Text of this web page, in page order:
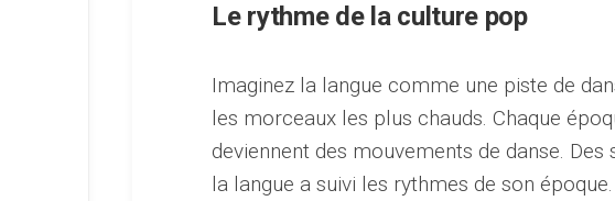
Le rythme de la culture pop
Imaginez la langue comme une piste de
les morceaux les plus chauds. Chaque
deviennent des mouvements de danse.
la langue a suivi les rythmes de son époque.